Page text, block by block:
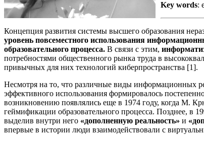
Key words:
Концепция развития системы высшего образования
уровень повсеместного использования
образовательного процесса. В связи с этим,
потребностями общественного рынка труда в
привычных для них технологий киберпространства [1].
Несмотря на то, что различные виды информационных
эффективного использования формировалось
возникновению появлялись еще в 1974 году, когда М.
геймификации образовательного процесса. Позднее,
выделив внутри него «дополненную реальность» и
впервые в истории люди взаимодействовали с